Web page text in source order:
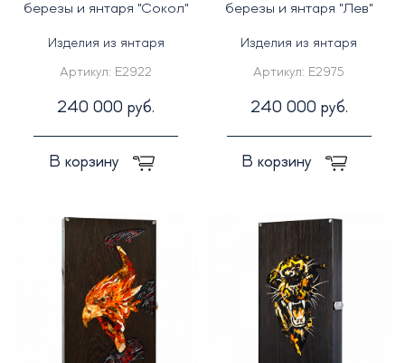
березы и янтаря "Сокол"
Изделия из янтаря
Артикул: E2922
240 000 руб.
В корзину
березы и янтаря "Лев"
Изделия из янтаря
Артикул: E2975
240 000 руб.
В корзину